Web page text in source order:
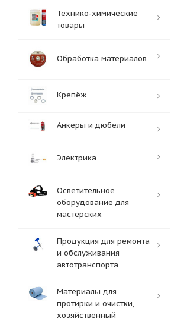
Технико-химические
товары
Обработка материалов
Крепёж
Анкеры и дюбели
Электрика
Осветительное
оборудование для
мастерских
Продукция для ремонта
и обслуживания
автотранспорта
Материалы для
протирки и очистки,
хозяйственный